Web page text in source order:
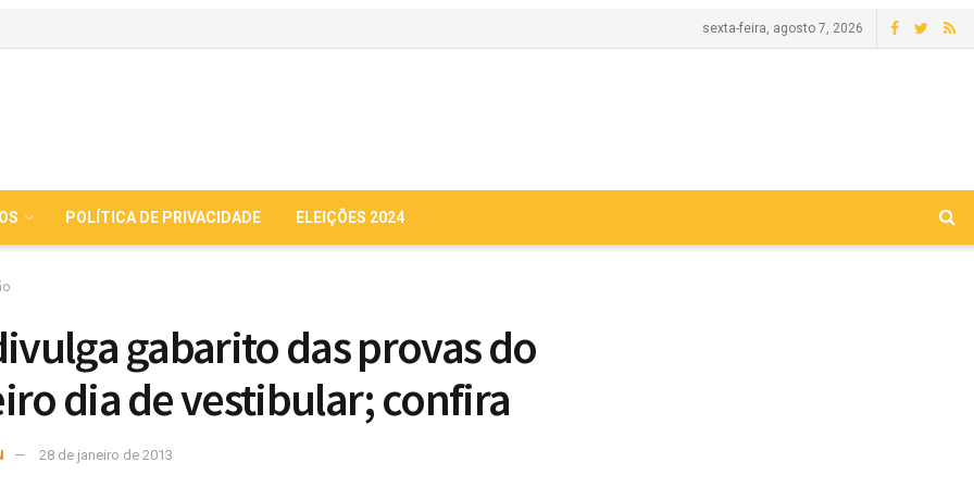
sexta-feira, agosto 7, 2026
POLÍTICA DE PRIVACIDADE ELEIÇÕES 2024
gabarito das provas do
dia de vestibular; confira
28 de janeiro de 2013